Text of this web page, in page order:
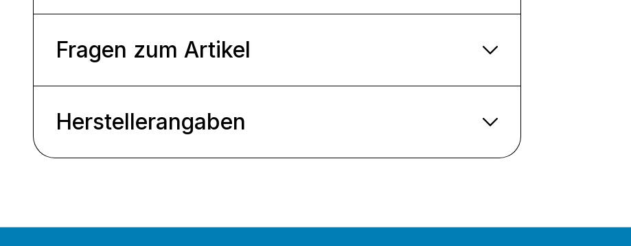
Fragen zum Artikel
Herstellerangaben